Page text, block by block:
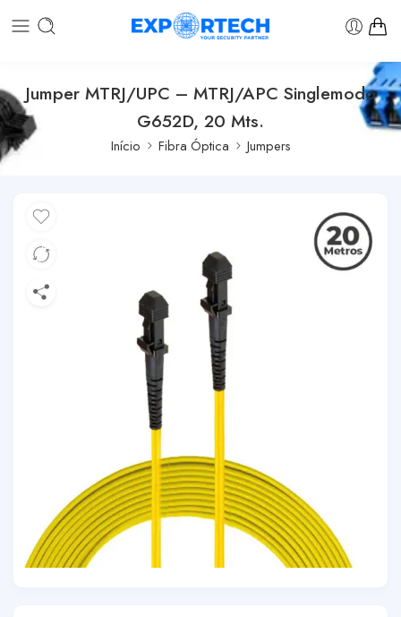
Jumper MTRJ/UPC – MTRJ/APC Singlemodo
G652D, 20 Mts.
Início Fibra Óptica Jumpers